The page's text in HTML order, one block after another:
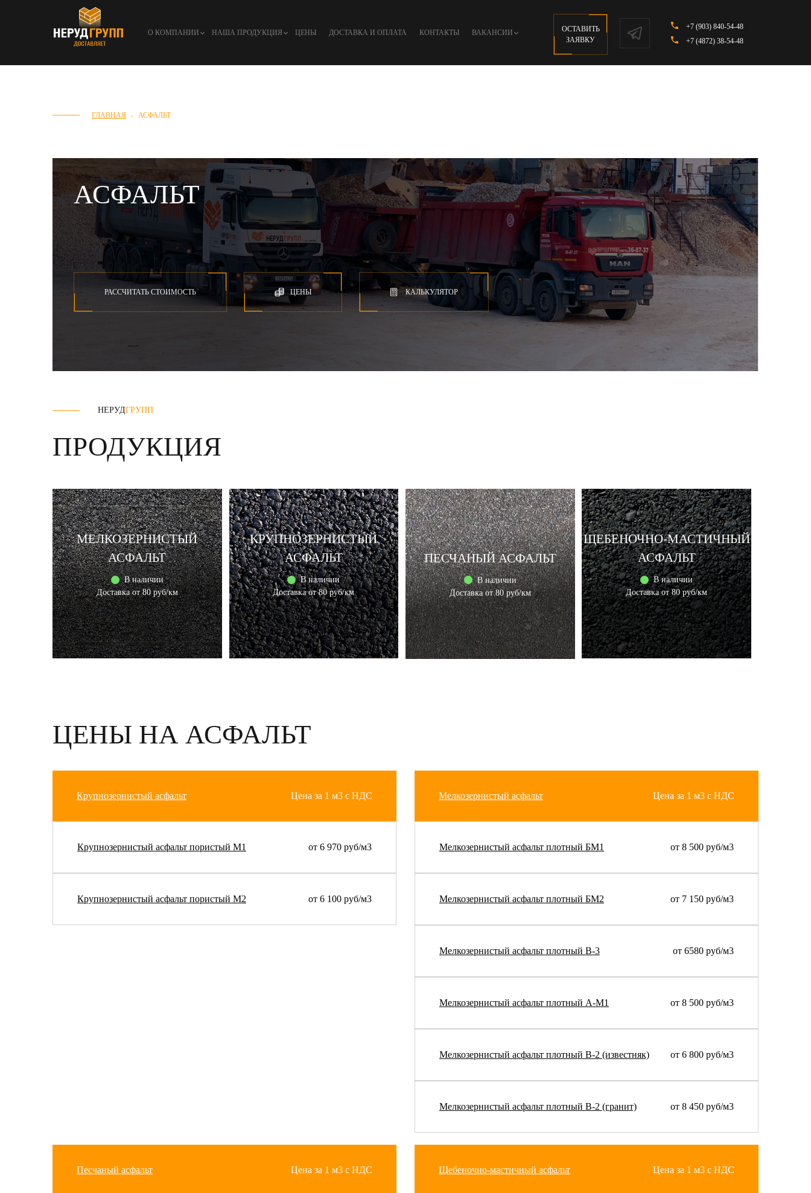
О КОМПАНИИ НАША ПРОДУКЦИЯ ЦЕНЫ ДОСТАВКА И ОПЛАТА КОНТАКТЫ ВАКАНСИИ
ОСТАВИТЬ
ЗАЯВКУ
+7 (903) 840-54-48
+7 (4872) 38-54-48
ГЛАВНАЯ АСФАЛЬТ
АСФАЛЬТ
РАССЧИТАТЬ СТОИМОСТЬ ЦЕНЫ КАЛЬКУЛЯТОР
НЕРУДГРУПП
ПРОДУКЦИЯ
МЕЛКОЗЕРНИСТЫЙ
АСФАЛЬТ
В наличии
Доставка от 80 руб/км
КРУПНОЗЕРНИСТЫЙ
АСФАЛЬТ
В наличии
Доставка от 80 руб/км
ПЕСЧАНЫЙ АСФАЛЬТ
В наличии
Доставка от 80 руб/км
ЩЕБЕНОЧНО-МАСТИЧНЫЙ
АСФАЛЬТ
В наличии
Доставка от 80 руб/км
ЦЕНЫ НА АСФАЛЬТ
Крупнозернистый асфальт Цена за 1 м3 с НДС
Крупнозернистый асфальт пористый М1 от 6 970 руб/м3
Крупнозернистый асфальт пористый М2 от 6 100 руб/м3
Мелкозернистый асфальт Цена за 1 м3 с НДС
Мелкозернистый асфальт плотный БМ1 от 8 500 руб/м3
Мелкозернистый асфальт плотный БМ2 от 7 150 руб/м3
Мелкозернистый асфальт плотный В-3 от 6580 руб/м3
Мелкозернистый асфальт плотный А-М1 от 8 500 руб/м3
Мелкозернистый асфальт плотный В-2 (известняк) от 6 800 руб/м3
Мелкозернистый асфальт плотный В-2 (гранит) от 8 450 руб/м3
Песчаный асфальт Цена за 1 м3 с НДС Щебеночно-мастичный асфальт Цена за 1 м3 с НДС